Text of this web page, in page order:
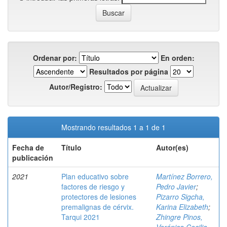
Ordenar por:
En orden:
Resultados por página
Autor/Registro:
Mostrando resultados 1 a 1 de 1
Fecha de
publicación
Título Autor(es)
2021
Plan educativo sobre
factores de riesgo y
protectores de lesiones
premalignas de cérvix.
Tarqui 2021
Martínez Borrero,
Pedro Javier;
Pizarro Sigcha,
Karina Elizabeth;
Zhingre Pinos,